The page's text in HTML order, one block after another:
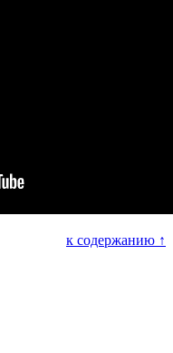
к содержанию ↑